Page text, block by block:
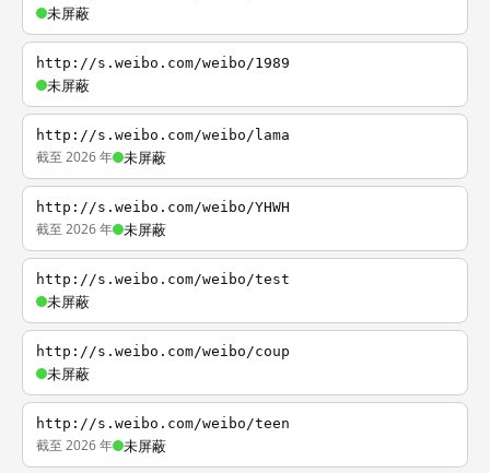
未屏蔽
http://s.weibo.com/weibo/1989
未屏蔽
http://s.weibo.com/weibo/lama
截至 2026 年 未屏蔽
http://s.weibo.com/weibo/YHWH
截至 2026 年 未屏蔽
http://s.weibo.com/weibo/test
未屏蔽
http://s.weibo.com/weibo/coup
未屏蔽
http://s.weibo.com/weibo/teen
截至 2026 年 未屏蔽